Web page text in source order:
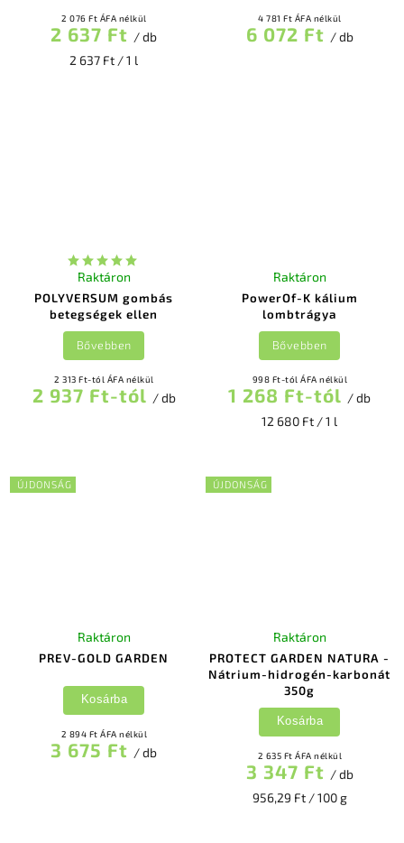
2 076 Ft ÁFA nélkül
2 637 Ft / db
2 637 Ft / 1 l
4 781 Ft ÁFA nélkül
6 072 Ft / db
POLYVERSUM gombás
betegségek ellen
Raktáron
2 313 Ft-tól ÁFA nélkül
2 937 Ft-tól / db
Bővebben
PowerOf-K kálium
lombtrágya
Raktáron
998 Ft-tól ÁFA nélkül
1 268 Ft-tól / db
12 680 Ft / 1 l
Bővebben
ÚJDONSÁG
PREV-GOLD GARDEN
Raktáron
2 894 Ft ÁFA nélkül
3 675 Ft / db
Kosárba
ÚJDONSÁG
PROTECT GARDEN NATURA -
Nátrium-hidrogén-karbonát
350g
Raktáron
2 635 Ft ÁFA nélkül
3 347 Ft / db
956,29 Ft / 100 g
Kosárba